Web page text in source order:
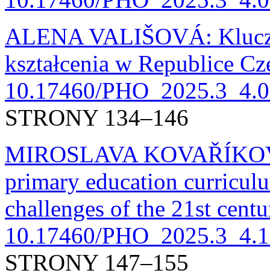
ALENA VALIŠOVÁ:
kształcenia w Republice
10.17460/
STRONY 134–146
MIROSLAVA
primary education
challenges of the 21st
10.17460/
STRONY 147–155